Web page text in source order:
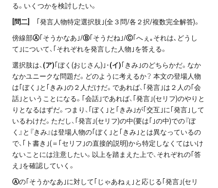
る。いくつかを検討したい。
問二] ｢発言人物特定選択肢｣(全３問/各２択/複数完全解答)。
傍線部Ⓐ｢そうかなあ｣/Ⓑ｢そうだね｣/Ⓒ｢へぇ｡それは､どうし
て｣について、｢それぞれを発言した人物｣を答える。
選択肢は、 (ア) ｢ぼく(おじさん)｣･(イ) ｢きみ｣のどちらかだ。なか
なかユニークな問題だ。どのように考えるか？ 本文の登場人物
は｢ぼく｣と｢きみ｣の２人だけだ。であれば、｢発言｣は２人の｢会
話｣ということになる。｢会話｣であれば、｢発言｣(セリフ)のやりと
りとなるはずだ。つまり、｢ぼく｣と｢きみ｣が｢交互｣に｢発言｣して
いるわけだ。ただし、｢発言｣(セリフ)の中(要は｢｣の中)での『ぼ
く』と『きみ』は登場人物の｢ぼく｣と｢きみ｣とは異なっているの
で、｢ト書き｣(＝｢セリフ｣の直接的説明)から特定しなくてはいけ
ないことには注意したい。以上を踏まえた上で、それぞれの｢答
え｣を確認していく。
Ⓐの｢そうかなあ｣に対して｢じゃあねぇ｣と応じる｢発言｣(セリ